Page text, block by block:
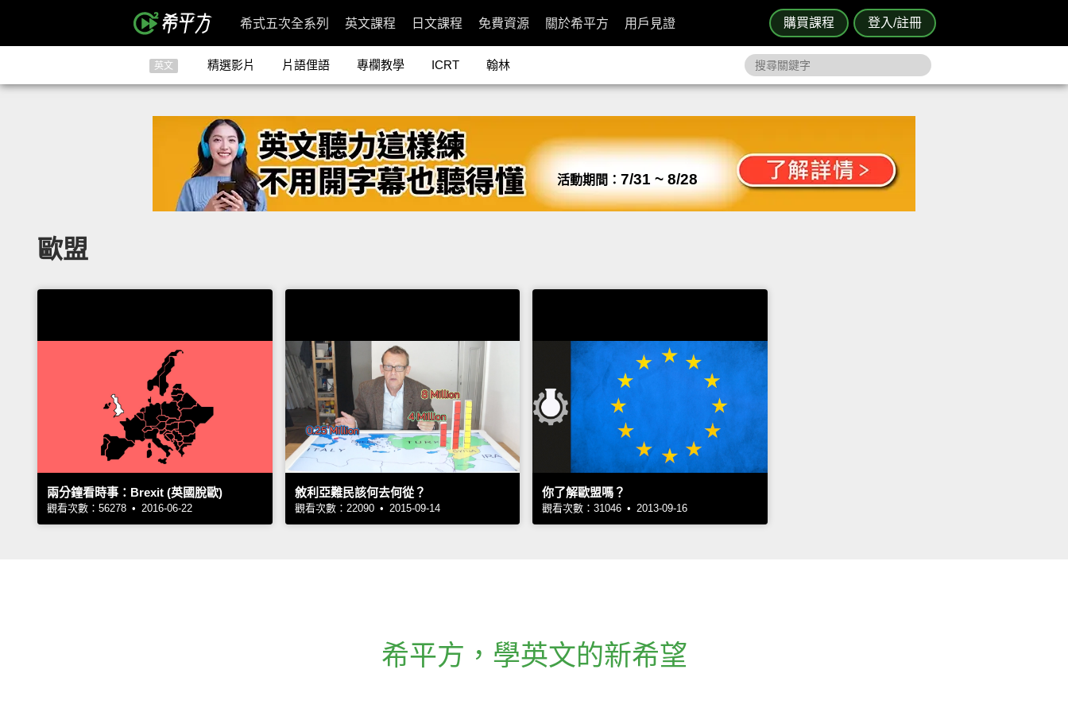
購買課程 登入/註冊
希式五次全系列 英文課程 日文課程 免費資源 關於希平方 用戶見證
英文 精選影片 片語俚語 專欄教學 ICRT 翰林
活動期間： 7/31 ~ 8/28
歐盟
兩分鐘看時事：Brexit (英國脫歐)
觀看次數：56278 • 2016-06-22
敘利亞難民該何去何從？
觀看次數：22090 • 2015-09-14
你了解歐盟嗎？
觀看次數：31046 • 2013-09-16
希平方 ， 學英文的新希望